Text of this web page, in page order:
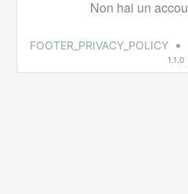
FOOTER_PRIVACY_POLICY •
1.1.0